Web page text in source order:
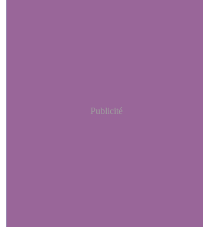
Publicité